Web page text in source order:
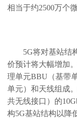
相当于约2500万个微
5G将对基站结
价预计将大幅增加
理单元BBU（基带
单元）和天线组成
共无线接口）的
构5G基站结构以降